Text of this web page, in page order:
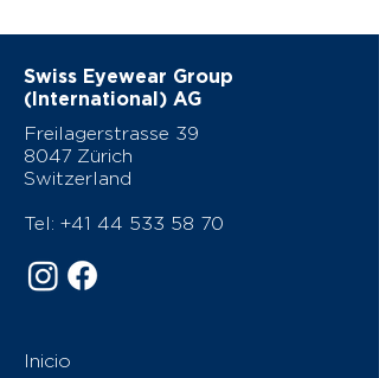
Swiss Eyewear Group
(International) AG
Freilagerstrasse 39
8047 Zürich
Switzerland
Tel: +41 44 533 58 70
Inicio